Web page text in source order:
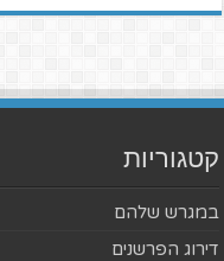
קטגוריות
במגרש שלהם
דירוג הפרשנים